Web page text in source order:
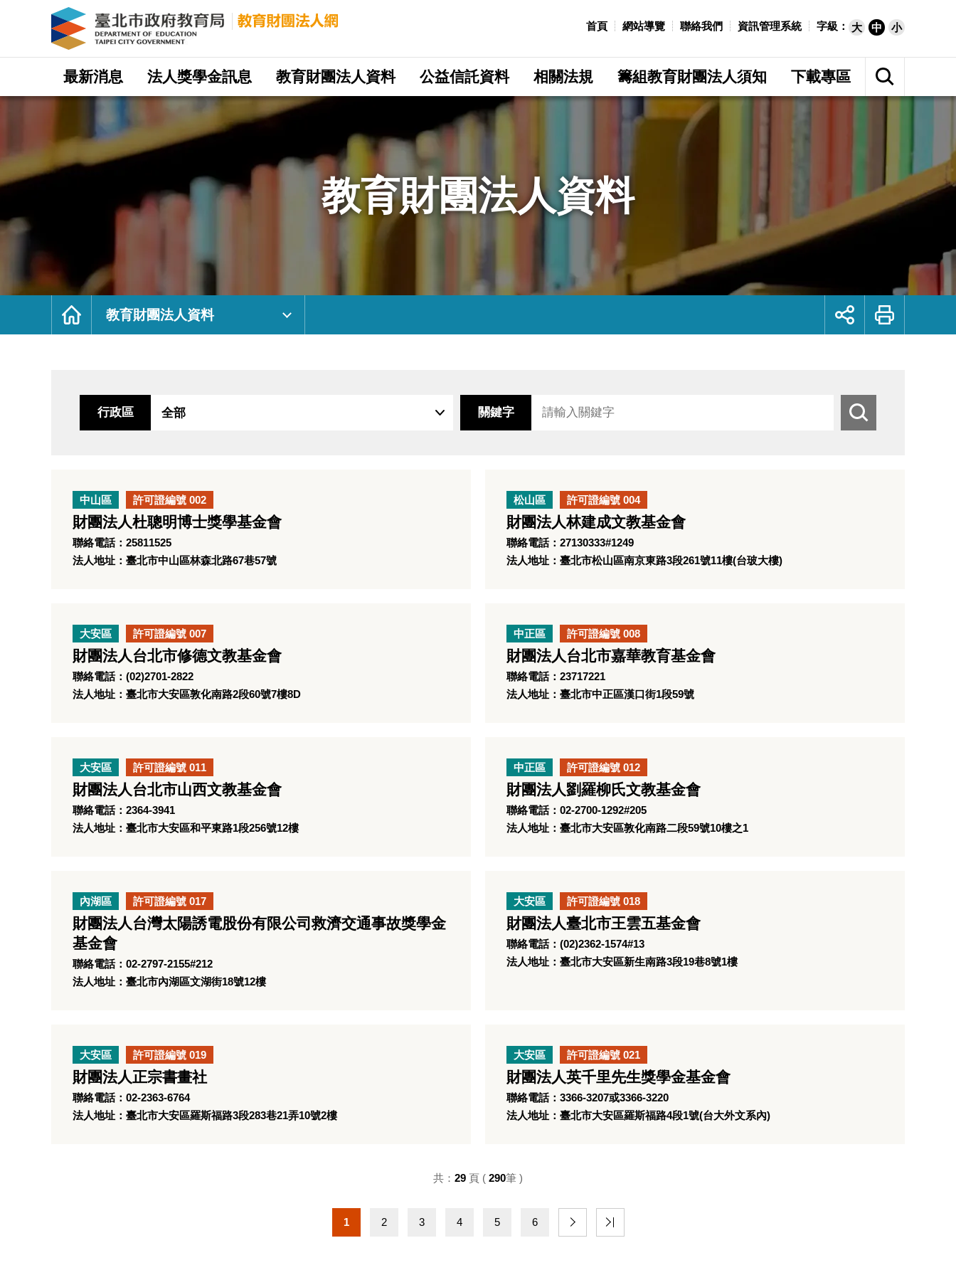
｜
府
首頁 網站導覽 聯絡我們 資訊管理系統 字級： 大 中 小
網
最新消息 法人獎學金訊息 教育財團法人資料 公益信託資料 相關法規 籌組教育財團法人須知 下載專區
展
開
網
站
尋
教育財團法人資料
首
教育財團法人資料
展
鈕
列
行政區 關鍵字
搜
尋
中山區 許可證編號 002
財團法人杜聰明博士獎學基金會
聯絡電話：25811525
法人地址：臺北市中山區林森北路67巷57號
松山區 許可證編號 004
財團法人林建成文教基金會
聯絡電話：27130333#1249
法人地址：臺北市松山區南京東路3段261號11樓(台玻大樓)
大安區 許可證編號 007
財團法人台北市修德文教基金會
聯絡電話：(02)2701-2822
法人地址：臺北市大安區敦化南路2段60號7樓8D
中正區 許可證編號 008
財團法人台北市嘉華教育基金會
聯絡電話：23717221
法人地址：臺北市中正區漢口街1段59號
大安區 許可證編號 011
財團法人台北市山西文教基金會
聯絡電話：2364-3941
法人地址：臺北市大安區和平東路1段256號12樓
中正區 許可證編號 012
財團法人劉羅柳氏文教基金會
聯絡電話：02-2700-1292#205
法人地址：臺北市大安區敦化南路二段59號10樓之1
內湖區 許可證編號 017
財團法人台灣太陽誘電股份有限公司救濟交通事故獎學金
基金會
聯絡電話：02-2797-2155#212
法人地址：臺北市內湖區文湖街18號12樓
大安區 許可證編號 018
財團法人臺北市王雲五基金會
聯絡電話：(02)2362-1574#13
法人地址：臺北市大安區新生南路3段19巷8號1樓
大安區 許可證編號 019
財團法人正宗書畫社
聯絡電話：02-2363-6764
法人地址：臺北市大安區羅斯福路3段283巷21弄10號2樓
大安區 許可證編號 021
財團法人英千里先生獎學金基金會
聯絡電話：3366-3207或3366-3220
法人地址：臺北市大安區羅斯福路4段1號(台大外文系內)
1 2 3 4 5 6
共： 29 頁 ( 290筆 )